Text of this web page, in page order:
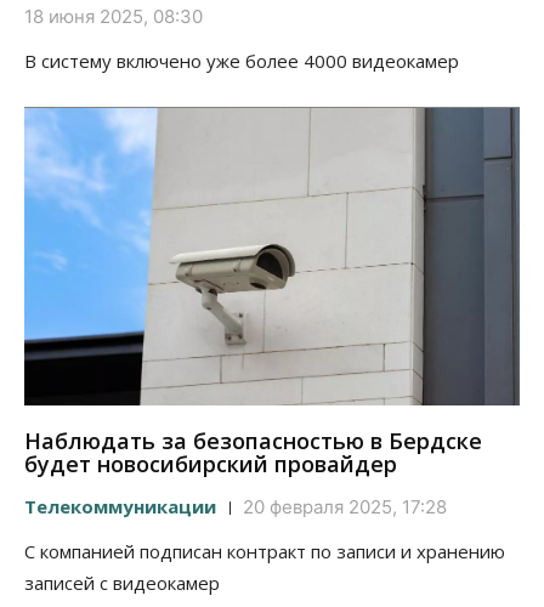
18 июня 2025, 08:30
В систему включено уже более 4000 видеокамер
Наблюдать за безопасностью в Бердске
будет новосибирский провайдер
Телекоммуникации 20 февраля 2025, 17:28
С компанией подписан контракт по записи и хранению
записей с видеокамер